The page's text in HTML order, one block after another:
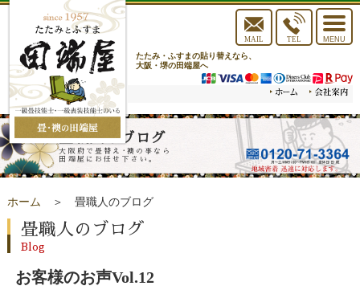
MAIL TEL
toggle
MENU
たたみ・ふすまの貼り替えなら、
大阪・堺の田端屋へ
畳職人のブログ
大阪府で畳替え･襖の事なら
田端屋にお任せ下さい。
ホーム ＞ 畳職人のブログ
畳職人のブログ
Blog
お客様のお声Vol.12